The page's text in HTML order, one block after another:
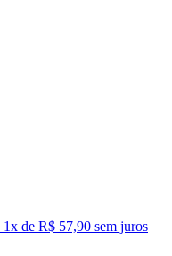
1x de R$ 57,90 sem juros